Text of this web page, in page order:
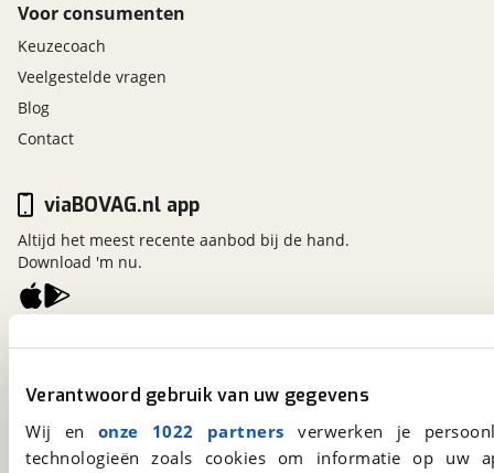
Verantwoord gebruik van uw gegevens
Wij en onze 1022 partners verwerken je
technologieën zoals cookies om informatie op
Voor consumenten
Keuzecoach
Veelgestelde vragen
Blog
Contact
viaBOVAG.nl
3981 AJ Bunnik
Een initiatief van
BOVAG
viaBOVAG.nl app
Altijd het meest recente aanbod bij de hand.
Download 'm nu.